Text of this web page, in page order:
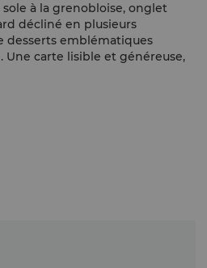
à la grenobloise, onglet
décliné en plusieurs
desserts emblématiques
Une carte lisible et généreuse,